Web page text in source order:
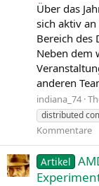
Über das
sich aktiv
Bereich des
Neben dem
anderen
indiana_74
distributed
Kommentare
Artikel